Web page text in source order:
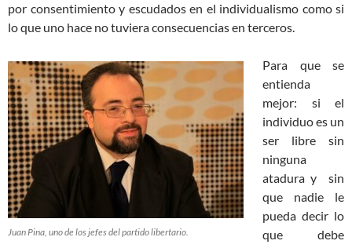
por consentimiento y escudados en el individualismo como si
lo que uno hace no tuviera consecuencias en terceros.
Juan Pina, uno de los jefes del partido libertario.
Para que se
entienda
mejor: si el
individuo es un
ser libre sin
ninguna
atadura y sin
que nadie le
pueda decir lo
que debe